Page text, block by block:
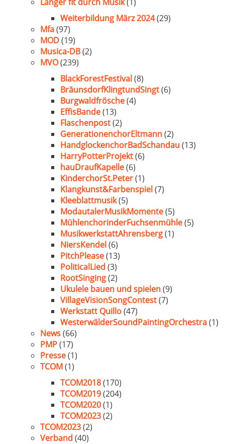
Weiterbildung März 2024(29)
Mfa(97)
MOD(19)
Musica-DB(2)
MVO(239)
BlackForestFestival(8)
BräunsdorfKlingtundSingt(6)
Burgwaldfrösche(4)
EffisBande(13)
Flaschenpost(2)
GenerationenchorEltmann(2)
HandglockenchorBadSchandau(13)
HarryPotterProjekt(6)
hauDraufKapelle(6)
KinderchorSt.Peter(1)
Klangkunst&Farbenspiel(7)
Kleeblattmusik(5)
ModautalerMusikMomente(5)
MühlenchorinderFuchsenmühle(5)
MusikwerkstattAhrensberg(1)
NiersKendel(6)
PitchPlease(13)
PoliticalLied (3)
RootSinging(2)
Ukulele bauen und spielen(9)
VillageVisionSongContest(7)
Werkstatt Quillo(47)
WesterwälderSoundPaintingOrchestra(1)
News(66)
PMP(17)
Presse(1)
TCOM(1)
TCOM2018(170)
TCOM2019(204)
TCOM2020(1)
TCOM2023(2)
TCOM2023(2)
Verband (40)